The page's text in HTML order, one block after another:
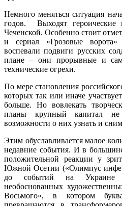
Немного меняться ситуация
годов. Выходят героические
Чеченской. Особенно стоит
и сериал «Грозовые
воспевали подвиги русских
плане – они прорывные и
технические огрехи.
По мере становления
которых так или иначе
больше. Но вовлекать
планы крупный капитал
возможности о них узнать и
Этим обуславливается малое
недавние события. И в
положительной реакции у
Южной Осетии («Олимпус
до событий на Украине
необоснованных
Восьмого», в котором